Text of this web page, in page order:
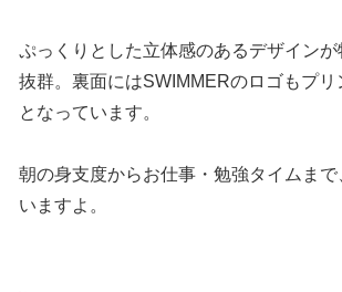
ぷっくりとした立体感のあるデザイン
抜群。裏面にはSWIMMERのロゴもプ
となっています。
朝の身支度からお仕事・勉強タイムま
いますよ。